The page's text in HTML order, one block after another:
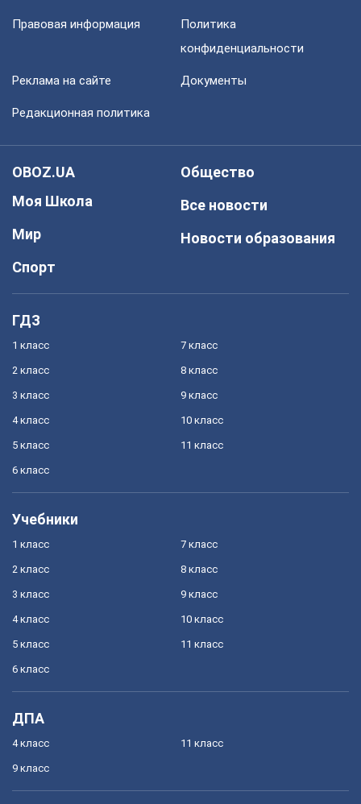
Правовая информация
Политика
конфиденциальности
Реклама на сайте Документы
Редакционная политика
OBOZ.UA
Моя Школа
Мир
Спорт
Общество
Все новости
Новости образования
ГДЗ
1 класс
2 класс
3 класс
4 класс
5 класс
6 класс
7 класс
8 класс
9 класс
10 класс
11 класс
Учебники
1 класс
2 класс
3 класс
4 класс
5 класс
6 класс
7 класс
8 класс
9 класс
10 класс
11 класс
ДПА
4 класс
9 класс
11 класс